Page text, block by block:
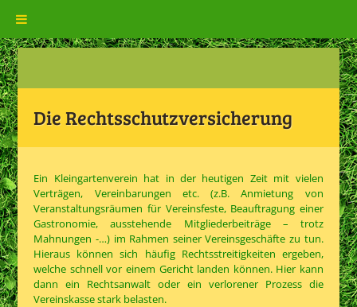
Die Rechtsschutzversicherung
Ein Kleingartenverein hat in der heutigen Zeit mit vielen
Verträgen, Vereinbarungen etc. (z.B. Anmietung von
Veranstaltungsräumen für Vereinsfeste, Beauftragung einer
Gastronomie, ausstehende Mitgliederbeiträge – trotz
Mahnungen -…) im Rahmen seiner Vereinsgeschäfte zu tun.
Hieraus können sich häufig Rechtsstreitigkeiten ergeben,
welche schnell vor einem Gericht landen können. Hier kann
dann ein Rechtsanwalt oder ein verlorener Prozess die
Vereinskasse stark belasten.